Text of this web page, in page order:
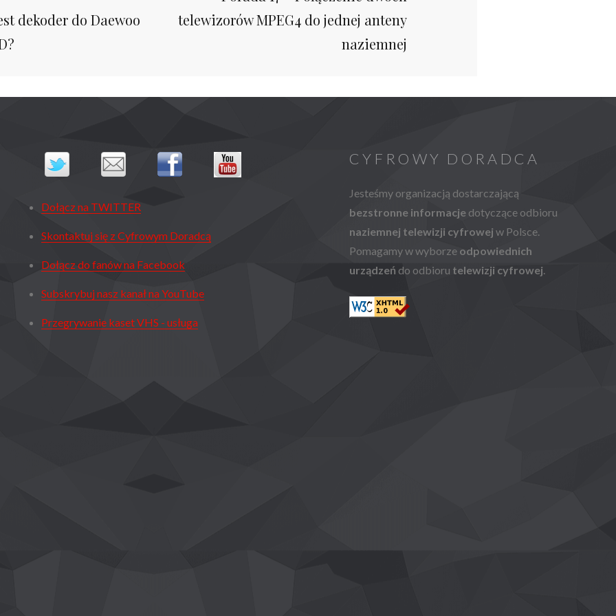
dekoder do Daewoo
telewizorów MPEG4 do jednej anteny
naziemnej
Dołącz na TWITTER
Skontaktuj się z Cyfrowym Doradcą
Dołącz do fanów na Facebook
Subskrybuj nasz kanał na YouTube
Przegrywanie kaset VHS - usługa
CYFROWY DORADCA
Jesteśmy organizacją dostarczającą
bezstronne informacjedotyczące odbioru
naziemnej telewizji cyfrowej w Polsce.
Pomagamy w wyborze odpowiednich
urządzeń do odbioru telewizji cyfrowej.